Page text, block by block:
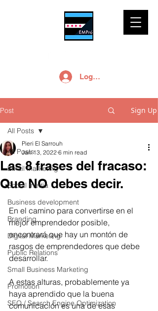
Log In
Post Sign Up
All Posts
Email marketing
Social media
Business development
Branding
Digital Marketing
Public Relations
Small Business Marketing
Promotion
SEO / Search Engine Optimization
All Posts
Las 8 frases del fracaso:
Que NO debes decir.
Pieri El Sarrouh
Jan 13, 2022 6 min read
En el camino para convertirse en el
mejor emprendedor posible,
encontrará que hay un montón de
rasgos de emprendedores que debe
desarrollar.
A estas alturas, probablemente ya
haya aprendido que la buena
comunicación es una de esas